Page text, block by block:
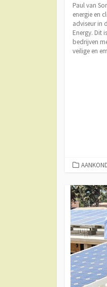
Paul van
energie en
adviseur in
Energy. Dit
bedrijven
veilige en